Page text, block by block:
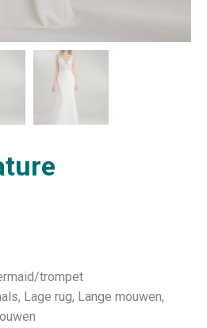
trompet
Lage rug, Lange mouwen,